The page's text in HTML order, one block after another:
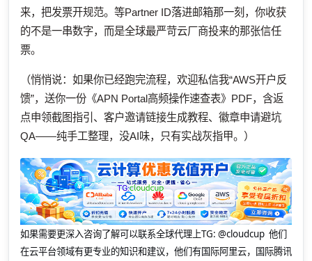
来，把发票开规范。等Partner ID落进邮箱那一刻，你收获
的不是一串数字，而是全球最严苛云厂商投来的那张信任
票。
（悄悄说：如果你已经跑完流程，欢迎私信我“AWS开户反
馈”，送你一份《APN Portal高频操作速查表》PDF，含返
点申领截图指引、客户邀请链接生成教程、徽章申请避坑
QA——纯手工整理，没AI味，只有实战灰指甲。）
如果需要更深入咨询了解可以联系全球代理上TG: @cloudcup 他们
在云平台领域有更专业的知识和建议，他们有国际阿里云，国际腾讯